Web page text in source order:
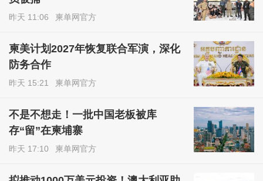
昨天 11:06 柬单网官方
柬美计划2027年恢复联合军演，深化
防务合作
昨天 15:21 柬单网官方
不是不想走！一批中国老板被库
存“留”在柬埔寨
昨天 17:10 柬单网官方